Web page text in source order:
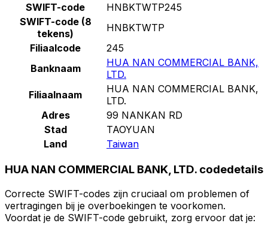
SWIFT-code
HNBKTWTP245
SWIFT-code (8
tekens)
HNBKTWTP
Filiaalcode
245
Banknaam
HUA NAN COMMERCIAL BANK,
LTD.
Filiaalnaam
HUA NAN COMMERCIAL BANK,
LTD.
Adres
99 NANKAN RD
Stad
TAOYUAN
Land
Taiwan
HUA NAN COMMERCIAL BANK, LTD. codedetails
Correcte SWIFT-codes zijn cruciaal om problemen of
vertragingen bij je overboekingen te voorkomen.
Voordat je de SWIFT-code gebruikt, zorg ervoor dat je: